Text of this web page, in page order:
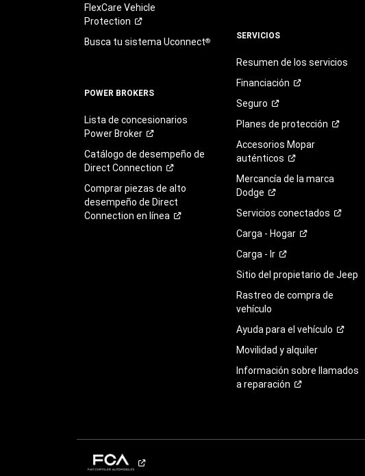
FlexCare Vehicle
Protection
Busca tu sistema Uconnect®
POWER BROKERS
Lista de concesionarios
Power Broker
Catálogo de desempeño de
Direct Connection
Comprar piezas de alto
desempeño de Direct
Connection en línea
SERVICIOS
Resumen de los servicios
Financiación
Seguro
Planes de protección
Accesorios Mopar
auténticos
Mercancía de la marca
Dodge
Servicios conectados
Carga - Hogar
Carga - Ir
Sitio del propietario de Jeep
Rastreo de compra de
vehículo
Ayuda para el vehículo
Movilidad y alquiler
Información sobre llamados
a reparación